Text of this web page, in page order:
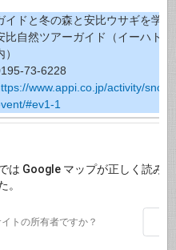
イドと冬の森と安比ウサギを学
比自然ツアーガイド（イーハト
）
73-6228
www.appi.co.jp/activity/
#ev1-1
は Google マップが正しく読み
。
トの所有者ですか？